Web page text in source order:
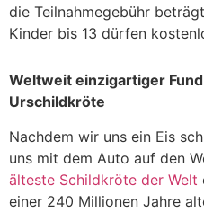
die Teilnahmegebühr
Kinder bis 13 dürfen
Weltweit einzigartiger
Urschildkröte
Nachdem wir uns ein Eis
uns mit dem Auto auf den
älteste Schildkröte der Welt
einer 240 Millionen Jahre